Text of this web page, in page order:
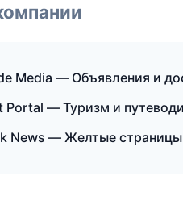
Media — Объявления и
Portal — Туризм и
News — Желтые